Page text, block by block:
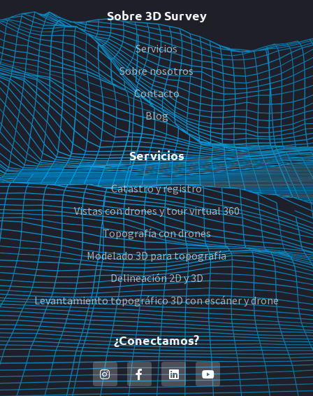
Sobre 3D Survey
Servicios
Sobre nosotros
Contacto
Blog
Servicios
Catastro y registro
Vistas con drones y tour virtual 360
Topografía con drones
Modelado 3D para topografía
Delineación 2D y 3D
Levantamiento topográfico 3D con escáner y drone
¿Conectamos?